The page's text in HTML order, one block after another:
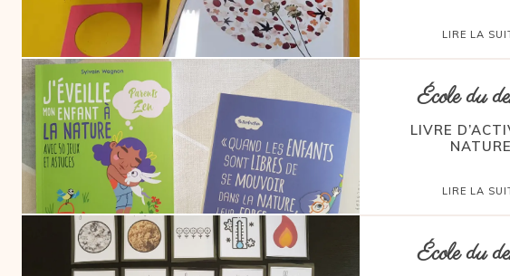
LIRE LA
École du
LIVRE
NATURE
LIRE LA
École du